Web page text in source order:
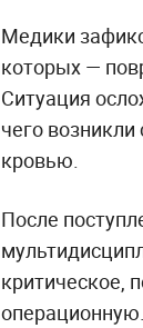
Медики
которых —
Ситуация
чего
кровью.
После
критическое,